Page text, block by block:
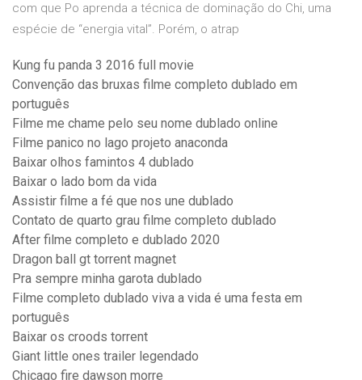
com que Po aprenda a técnica de dominação do Chi, uma
espécie de “energia vital”. Porém, o atrap
Kung fu panda 3 2016 full movie
Convenção das bruxas filme completo dublado em
português
Filme me chame pelo seu nome dublado online
Filme panico no lago projeto anaconda
Baixar olhos famintos 4 dublado
Baixar o lado bom da vida
Assistir filme a fé que nos une dublado
Contato de quarto grau filme completo dublado
After filme completo e dublado 2020
Dragon ball gt torrent magnet
Pra sempre minha garota dublado
Filme completo dublado viva a vida é uma festa em
português
Baixar os croods torrent
Giant little ones trailer legendado
Chicago fire dawson morre